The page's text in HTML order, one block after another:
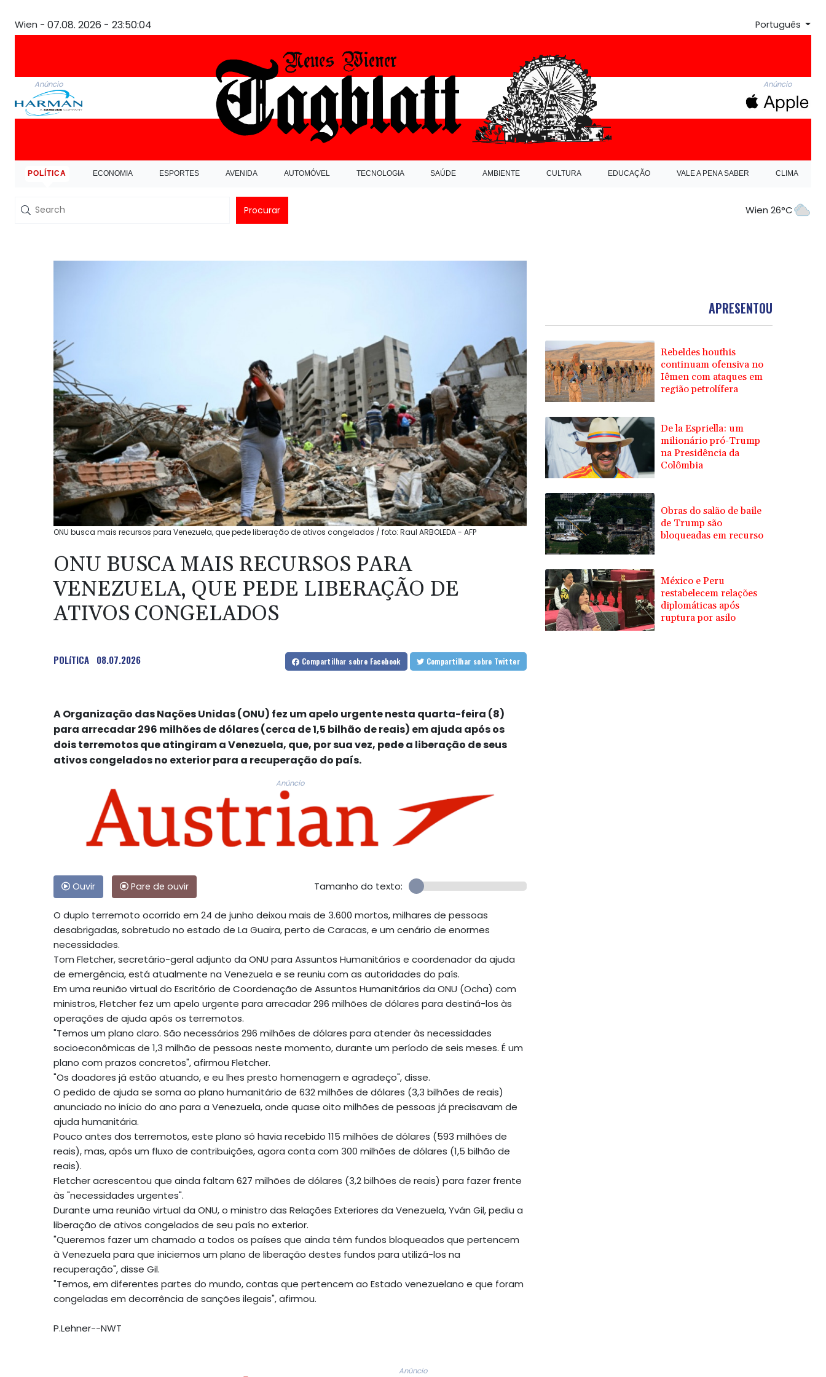
Wien - 07.08. 2026 - 23:50:05 Português
Anúncio Anúncio
POLÍTICA ECONOMIA ESPORTES AVENIDA AUTOMÓVEL TECNOLOGIA SAÚDE AMBIENTE CULTURA EDUCAÇÃO VALE A PENA SABER CLIMA
Procurar Wien 26°C
ONU busca mais recursos para Venezuela, que pede liberação de ativos congelados / foto: Raul ARBOLEDA - AFP
ONU BUSCA MAIS RECURSOS PARA
VENEZUELA, QUE PEDE LIBERAÇÃO DE
ATIVOS CONGELADOS
POLíTICA 08.07.2026 Compartilhar sobre Facebook Compartilhar sobre Twitter
A Organização das Nações Unidas (ONU) fez um apelo urgente nesta quarta-feira (8)
para arrecadar 296 milhões de dólares (cerca de 1,5 bilhão de reais) em ajuda após os
dois terremotos que atingiram a Venezuela, que, por sua vez, pede a liberação de seus
ativos congelados no exterior para a recuperação do país.
Anúncio
Ouvir Pare de ouvir Tamanho do texto:
O duplo terremoto ocorrido em 24 de junho deixou mais de 3.600 mortos, milhares de pessoas
desabrigadas, sobretudo no estado de La Guaira, perto de Caracas, e um cenário de enormes
necessidades.
Tom Fletcher, secretário-geral adjunto da ONU para Assuntos Humanitários e coordenador da ajuda
de emergência, está atualmente na Venezuela e se reuniu com as autoridades do país.
Em uma reunião virtual do Escritório de Coordenação de Assuntos Humanitários da ONU (Ocha) com
ministros, Fletcher fez um apelo urgente para arrecadar 296 milhões de dólares para destiná-los às
operações de ajuda após os terremotos.
"Temos um plano claro. São necessários 296 milhões de dólares para atender às necessidades
socioeconômicas de 1,3 milhão de pessoas neste momento, durante um período de seis meses. É um
plano com prazos concretos", afirmou Fletcher.
"Os doadores já estão atuando, e eu lhes presto homenagem e agradeço", disse.
O pedido de ajuda se soma ao plano humanitário de 632 milhões de dólares (3,3 bilhões de reais)
anunciado no início do ano para a Venezuela, onde quase oito milhões de pessoas já precisavam de
ajuda humanitária.
Pouco antes dos terremotos, este plano só havia recebido 115 milhões de dólares (593 milhões de
reais), mas, após um fluxo de contribuições, agora conta com 300 milhões de dólares (1,5 bilhão de
reais).
Fletcher acrescentou que ainda faltam 627 milhões de dólares (3,2 bilhões de reais) para fazer frente
às "necessidades urgentes".
Durante uma reunião virtual da ONU, o ministro das Relações Exteriores da Venezuela, Yván Gil, pediu a
liberação de ativos congelados de seu país no exterior.
"Queremos fazer um chamado a todos os países que ainda têm fundos bloqueados que pertencem
à Venezuela para que iniciemos um plano de liberação destes fundos para utilizá-los na
recuperação", disse Gil.
"Temos, em diferentes partes do mundo, contas que pertencem ao Estado venezuelano e que foram
congeladas em decorrência de sanções ilegais", afirmou.
P.Lehner--NWT
APRESENTOU
Rebeldes houthis
continuam ofensiva no
Iêmen com ataques em
região petrolífera
De la Espriella: um
milionário pró-Trump
na Presidência da
Colômbia
Obras do salão de baile
de Trump são
bloqueadas em recurso
México e Peru
restabelecem relações
diplomáticas após
ruptura por asilo
Anúncio